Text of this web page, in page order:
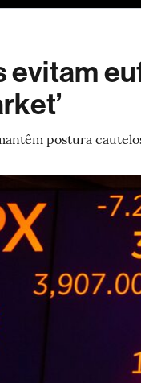
evitam
postura